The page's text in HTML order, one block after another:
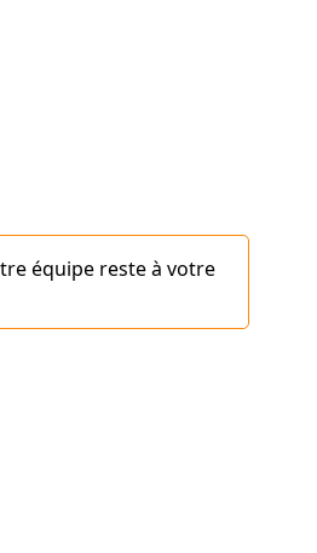
équipe reste à votre